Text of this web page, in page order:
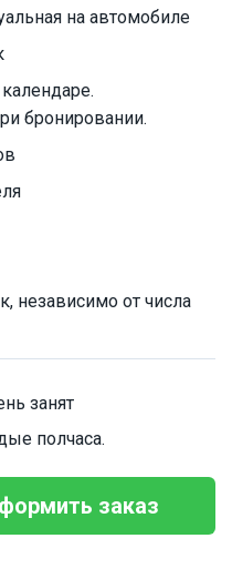
на автомобиле
бронировании.
независимо от числа
занят
полчаса.
заказ